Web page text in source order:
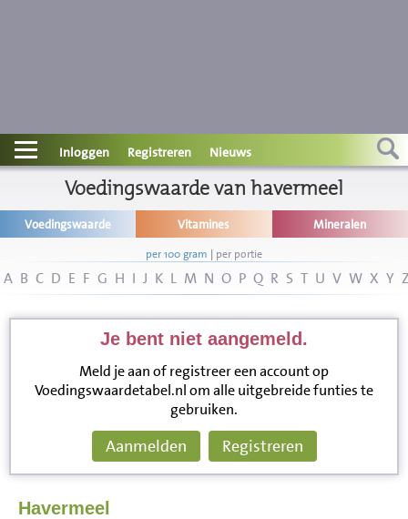
Contact
Informatie
Disclaimer
Inloggen Registreren Nieuws
Voedingswaarde van havermeel
Voedingswaarde Vitamines Mineralen
per 100 gram | per portie
A B C D E F G H I J K L M N O P Q R S T U V W X Y
Je bent niet aangemeld.
Meld je aan of registreer een account op
Voedingswaardetabel.nl om alle uitgebreide funties te
gebruiken.
Aanmelden Registreren
Havermeel